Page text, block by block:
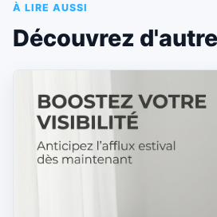
À LIRE AUSSI
Découvrez